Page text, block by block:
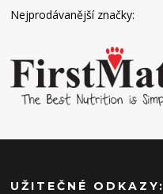
Nejprodávanější značky:
UŽITEČNÉ ODKAZY: